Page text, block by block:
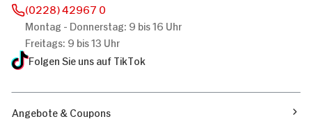
(0228) 42967 0
Montag - Donnerstag: 9 bis 16 Uhr
Freitags: 9 bis 13 Uhr
Folgen Sie uns auf TikTok
Angebote & Coupons